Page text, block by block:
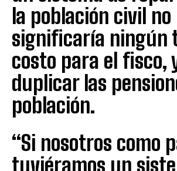
la población civil no
significaría ningún
costo para el fisco,
duplicar las
población.
“Si nosotros como
tuviéramos un